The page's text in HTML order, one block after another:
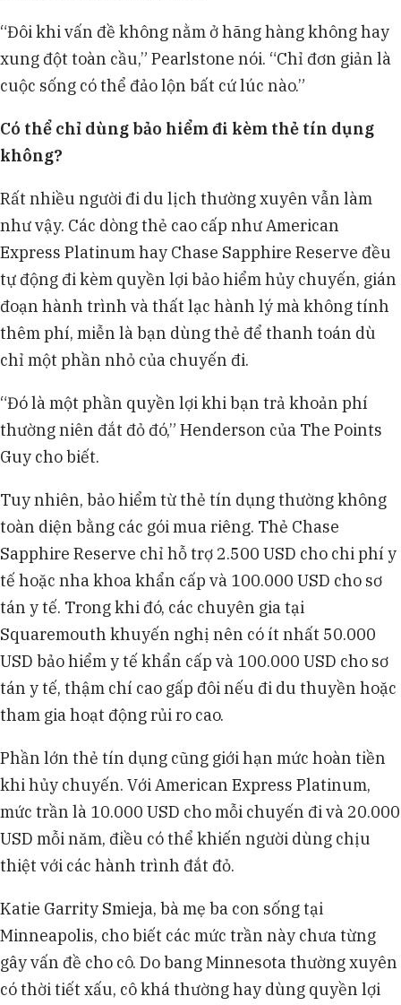
“Đôi khi vấn đề không nằm ở hãng hàng không hay
xung đột toàn cầu,” Pearlstone nói. “Chỉ đơn giản là
cuộc sống có thể đảo lộn bất cứ lúc nào.”
Có thể chỉ dùng bảo hiểm đi kèm thẻ tín dụng
không?
Rất nhiều người đi du lịch thường xuyên vẫn làm
như vậy. Các dòng thẻ cao cấp như American
Express Platinum hay Chase Sapphire Reserve đều
tự động đi kèm quyền lợi bảo hiểm hủy chuyến, gián
đoạn hành trình và thất lạc hành lý mà không tính
thêm phí, miễn là bạn dùng thẻ để thanh toán dù
chỉ một phần nhỏ của chuyến đi.
“Đó là một phần quyền lợi khi bạn trả khoản phí
thường niên đắt đỏ đó,” Henderson của The Points
Guy cho biết.
Tuy nhiên, bảo hiểm từ thẻ tín dụng thường không
toàn diện bằng các gói mua riêng. Thẻ Chase
Sapphire Reserve chỉ hỗ trợ 2.500 USD cho chi phí y
tế hoặc nha khoa khẩn cấp và 100.000 USD cho sơ
tán y tế. Trong khi đó, các chuyên gia tại
Squaremouth khuyến nghị nên có ít nhất 50.000
USD bảo hiểm y tế khẩn cấp và 100.000 USD cho sơ
tán y tế, thậm chí cao gấp đôi nếu đi du thuyền hoặc
tham gia hoạt động rủi ro cao.
Phần lớn thẻ tín dụng cũng giới hạn mức hoàn tiền
khi hủy chuyến. Với American Express Platinum,
mức trần là 10.000 USD cho mỗi chuyến đi và 20.000
USD mỗi năm, điều có thể khiến người dùng chịu
thiệt với các hành trình đắt đỏ.
Katie Garrity Smieja, bà mẹ ba con sống tại
Minneapolis, cho biết các mức trần này chưa từng
gây vấn đề cho cô. Do bang Minnesota thường xuyên
có thời tiết xấu, cô khá thường hay dùng quyền lợi